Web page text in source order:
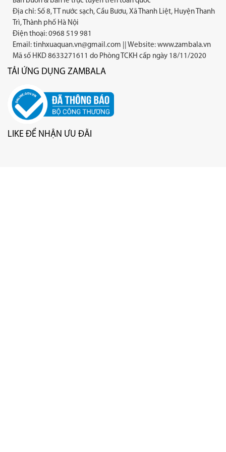
Địa chỉ: Số 8, TT nước sạch, Cầu Bươu, Xã Thanh Liệt, Huyện Thanh
Trì, Thành phố Hà Nội
Điện thoại: 0968 519 981
Email: tinhxuaquan.vn@gmail.com || Website: www.zambala.vn
Mã số HKD 8633271611 do Phòng TCKH cấp ngày 18/11/2020
TẢI ỨNG DỤNG ZAMBALA
LIKE ĐỂ NHẬN ƯU ĐÃI